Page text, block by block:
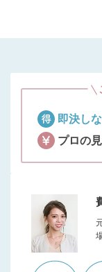
即決し
プロの